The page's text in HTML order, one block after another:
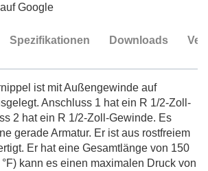
Google
Spezifikationen Downloads
ist mit Außengewinde auf
Anschluss 1 hat ein R 1/2-Zoll-
2 hat ein R 1/2-Zoll-Gewinde. Es
gerade Armatur. Er ist aus rostfreiem
Er hat eine Gesamtlänge von 150
kann es einen maximalen Druck von